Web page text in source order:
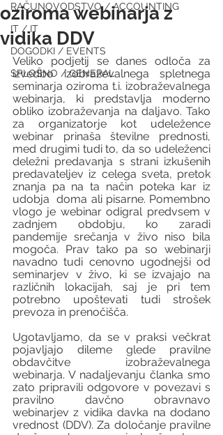
RAČUNOVODSTVO / ACCOUNTING
IT / IT
DOGODKI / EVENTS
SPLOŠNO / GENERAL
oziroma webinarja z
vidika DDV
Veliko podjetij se danes odloča za
izvedbo izobraževalnega spletnega
seminarja oziroma t.i. izobraževalnega
webinarja, ki predstavlja moderno
obliko izobraževanja na daljavo. Tako
za organizatorje kot udeležence
webinar prinaša številne prednosti,
med drugimi tudi to, da so udeleženci
deležni predavanja s strani izkušenih
predavateljev iz celega sveta, pretok
znanja pa na ta način poteka kar iz
udobja  doma ali pisarne. Pomembno
vlogo je webinar odigral predvsem v
zadnjem obdobju, ko zaradi
pandemije srečanja v živo niso bila
mogoča. Prav tako pa so webinarji
navadno tudi cenovno ugodnejši od
seminarjev v živo, ki se izvajajo na
različnih lokacijah, saj je pri tem
potrebno upoštevati tudi strošek
prevoza in prenočišča.
Ugotavljamo, da se v praksi večkrat
pojavljajo dileme glede pravilne
obdavčitve izobraževalnega
webinarja. V nadaljevanju članka smo
zato pripravili odgovore v povezavi s
pravilno davčno obravnavo
webinarjev z vidika davka na dodano
vrednost (DDV). Za določanje pravilne